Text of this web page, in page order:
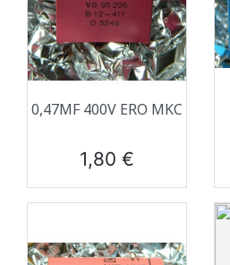
0,47ΜF 400V ERO MKC
Prix
1,80 €